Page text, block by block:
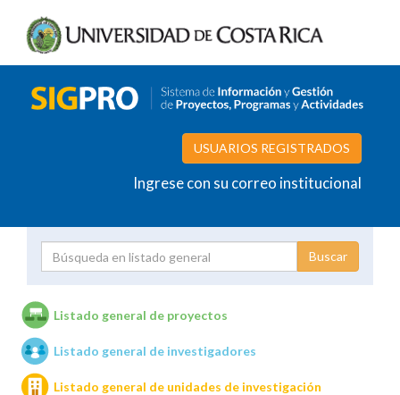
USUARIOS REGISTRADOS
Ingrese con su correo institucional
Unidades de investigación
Listado general de proyectos
Listado general de investigadores
Listado general de unidades de investigación